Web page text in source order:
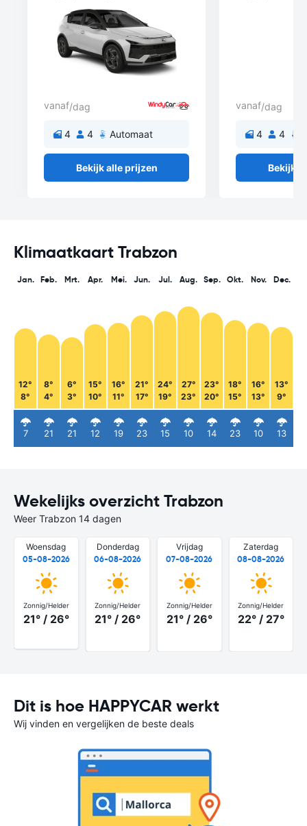
vanaf/dag
4 4 Automaat
Bekijk alle prijzen
vanaf/dag
4 4
Bekijk
Klimaatkaart Trabzon
Jan.
12°
8°
7
Feb.
8°
4°
21
Mrt.
6°
3°
21
Apr.
15°
10°
12
Mei.
16°
11°
19
Jun.
21°
17°
23
Jul.
24°
19°
15
Aug.
27°
23°
10
Sep.
23°
20°
14
Okt.
18°
15°
23
Nov.
16°
13°
10
Dec.
13°
9°
13
Wekelijks overzicht Trabzon
Weer Trabzon 14 dagen
Woensdag
05-08-2026
Zonnig/Helder
21° / 26°
Donderdag
06-08-2026
Zonnig/Helder
21° / 26°
Vrijdag
07-08-2026
Zonnig/Helder
21° / 26°
Zaterdag
08-08-2026
Zonnig/Helder
22° / 27°
Dit is hoe HAPPYCAR werkt
Wij vinden en vergelijken de beste deals